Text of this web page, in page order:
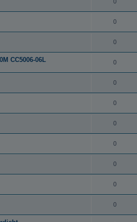
0
0
0
CC5006-06L 0
0
0
0
0
0
0
0